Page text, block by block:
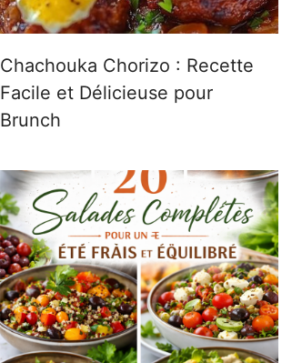
Chachouka Chorizo : Recette
Facile et Délicieuse pour
Brunch